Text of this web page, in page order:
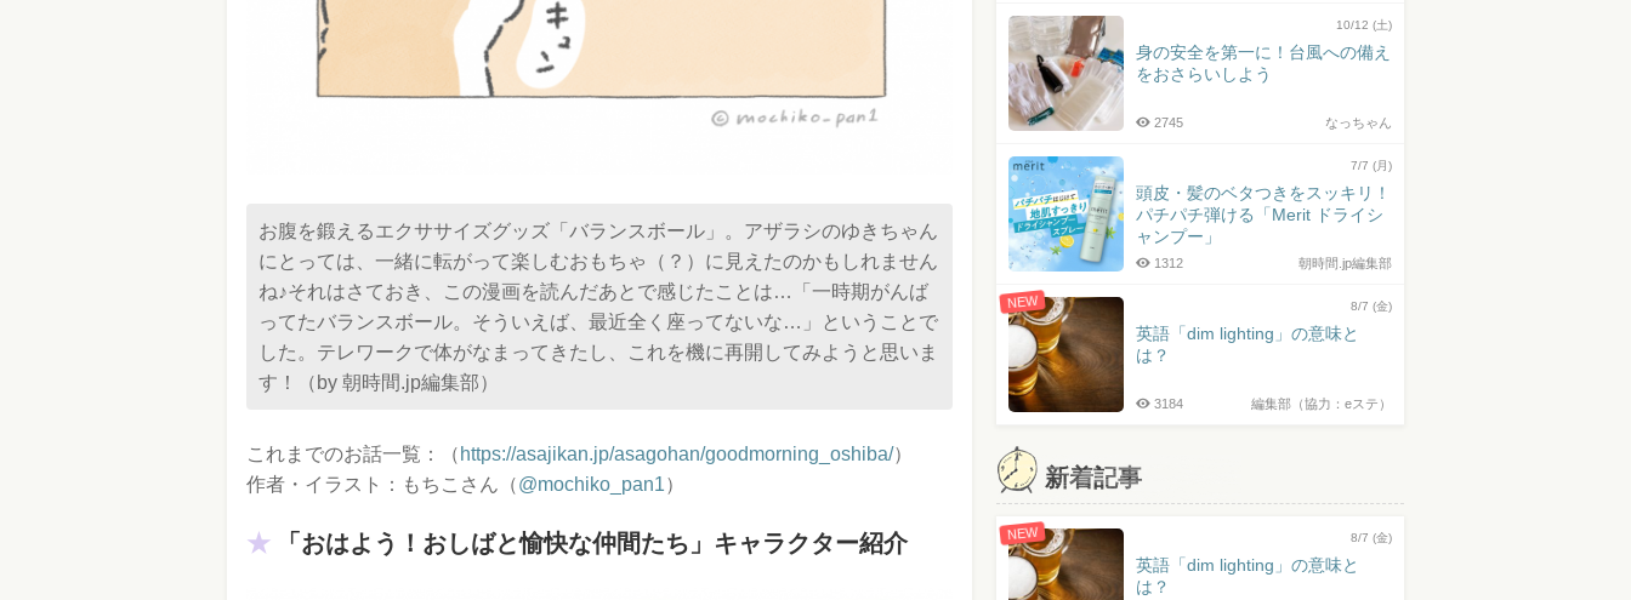
お腹を鍛えるエクササイズグッズ「バランスボール」。アザラシのゆきちゃん
にとっては、一緒に転がって楽しむおもちゃ（？）に見えたのかもしれません
ね♪それはさておき、この漫画を読んだあとで感じたことは…「一時期がんば
ってたバランスボール。そういえば、最近全く座ってないな…」ということで
した。テレワークで体がなまってきたし、これを機に再開してみようと思いま
す！（by 朝時間.jp編集部）
これまでのお話一覧：（ https://asajikan.jp/asagohan/goodmorning_oshiba/）
作者・イラスト：もちこさん（@mochiko_pan1）
「おはよう！おしばと愉快な仲間たち」キャラクター紹介
10/12 (土)
身の安全を第一に！台風への備え
をおさらいしよう
なっちゃん
2745
7/7 (月)
頭皮・髪のベタつきをスッキリ！
パチパチ弾ける「Merit ドライシ
ャンプー」
朝時間.jp編集部
1312
NEW 8/7 (金)
英語「dim lighting」の意味と
は？
編集部（協力：eステ）
3184
新着記事
NEW 8/7 (金)
英語「dim lighting」の意味と
は？